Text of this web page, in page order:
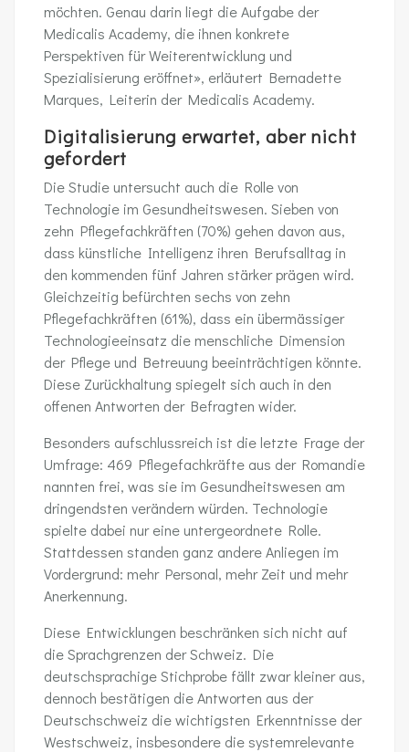
möchten. Genau darin liegt die Aufgabe der
Medicalis Academy, die ihnen konkrete
Perspektiven für Weiterentwicklung und
Spezialisierung eröffnet», erläutert Bernadette
Marques, Leiterin der Medicalis Academy.
Digitalisierung erwartet, aber nicht
gefordert
Die Studie untersucht auch die Rolle von
Technologie im Gesundheitswesen. Sieben von
zehn Pflegefachkräften (70%) gehen davon aus,
dass künstliche Intelligenz ihren Berufsalltag in
den kommenden fünf Jahren stärker prägen wird.
Gleichzeitig befürchten sechs von zehn
Pflegefachkräften (61%), dass ein übermässiger
Technologieeinsatz die menschliche Dimension
der Pflege und Betreuung beeinträchtigen könnte.
Diese Zurückhaltung spiegelt sich auch in den
offenen Antworten der Befragten wider.
Besonders aufschlussreich ist die letzte Frage der
Umfrage: 469 Pflegefachkräfte aus der Romandie
nannten frei, was sie im Gesundheitswesen am
dringendsten verändern würden. Technologie
spielte dabei nur eine untergeordnete Rolle.
Stattdessen standen ganz andere Anliegen im
Vordergrund: mehr Personal, mehr Zeit und mehr
Anerkennung.
Diese Entwicklungen beschränken sich nicht auf
die Sprachgrenzen der Schweiz. Die
deutschsprachige Stichprobe fällt zwar kleiner aus,
dennoch bestätigen die Antworten aus der
Deutschschweiz die wichtigsten Erkenntnisse der
Westschweiz, insbesondere die systemrelevante